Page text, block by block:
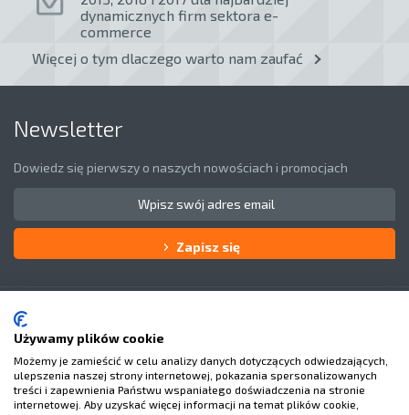
dynamicznych firm sektora e-
commerce
Więcej o tym dlaczego warto nam zaufać
Newsletter
Dowiedz się pierwszy o naszych nowościach i promocjach
Zapisz się
O Nas
Masz pytania?
Używamy plików cookie
Możemy je zamieścić w celu analizy danych dotyczących odwiedzających,
ulepszenia naszej strony internetowej, pokazania spersonalizowanych
treści i zapewnienia Państwu wspaniałego doświadczenia na stronie
internetowej. Aby uzyskać więcej informacji na temat plików cookie,